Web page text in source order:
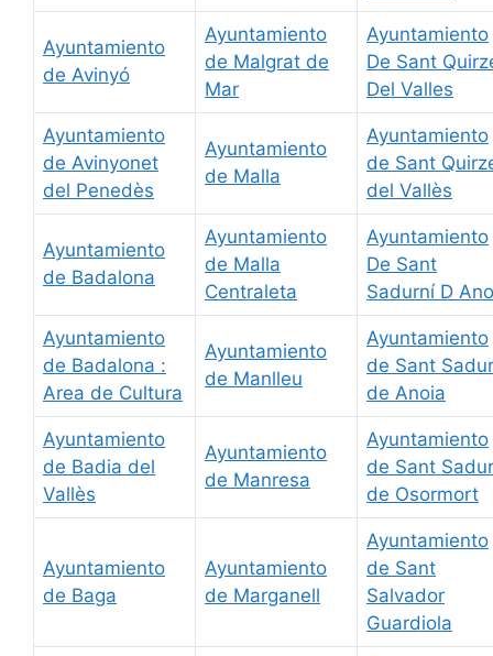
Ayuntamiento
de Avinyó
Ayuntamiento
de Malgrat de
Mar
Ayuntamiento
De Sant
Del Valles
Ayuntamiento
de Avinyonet
del Penedès
Ayuntamiento
de Malla
Ayuntamiento
de Sant
del Vallès
Ayuntamiento
de Badalona
Ayuntamiento
de Malla
Centraleta
Ayuntamiento
De Sant
Sadurní D
Ayuntamiento
de Badalona :
Area de Cultura
Ayuntamiento
de Manlleu
Ayuntamiento
de Sant
de Anoia
Ayuntamiento
de Badia del
Vallès
Ayuntamiento
de Manresa
Ayuntamiento
de Sant
de Osormort
Ayuntamiento
de Baga
Ayuntamiento
de Marganell
Ayuntamiento
de Sant
Salvador
Guardiola